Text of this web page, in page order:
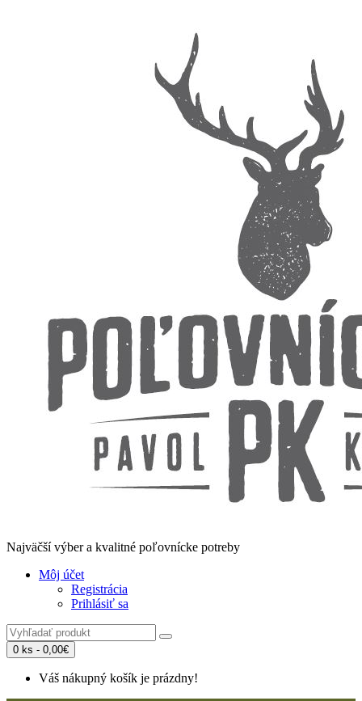
Najväčší výber a kvalitné poľovnícke potreby
Môj účet
Registrácia
Prihlásiť sa
0 ks - 0,00€
Váš nákupný košík je prázdny!